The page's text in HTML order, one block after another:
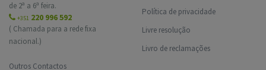
de 2ª a 6ª feira.
+351 220 996 592
( Chamada para a rede fixa
nacional.)
Outros Contactos
Política de privacidade
Livre resolução
Livro de reclamações